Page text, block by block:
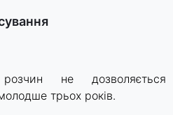
не дозволяється
трьох років.